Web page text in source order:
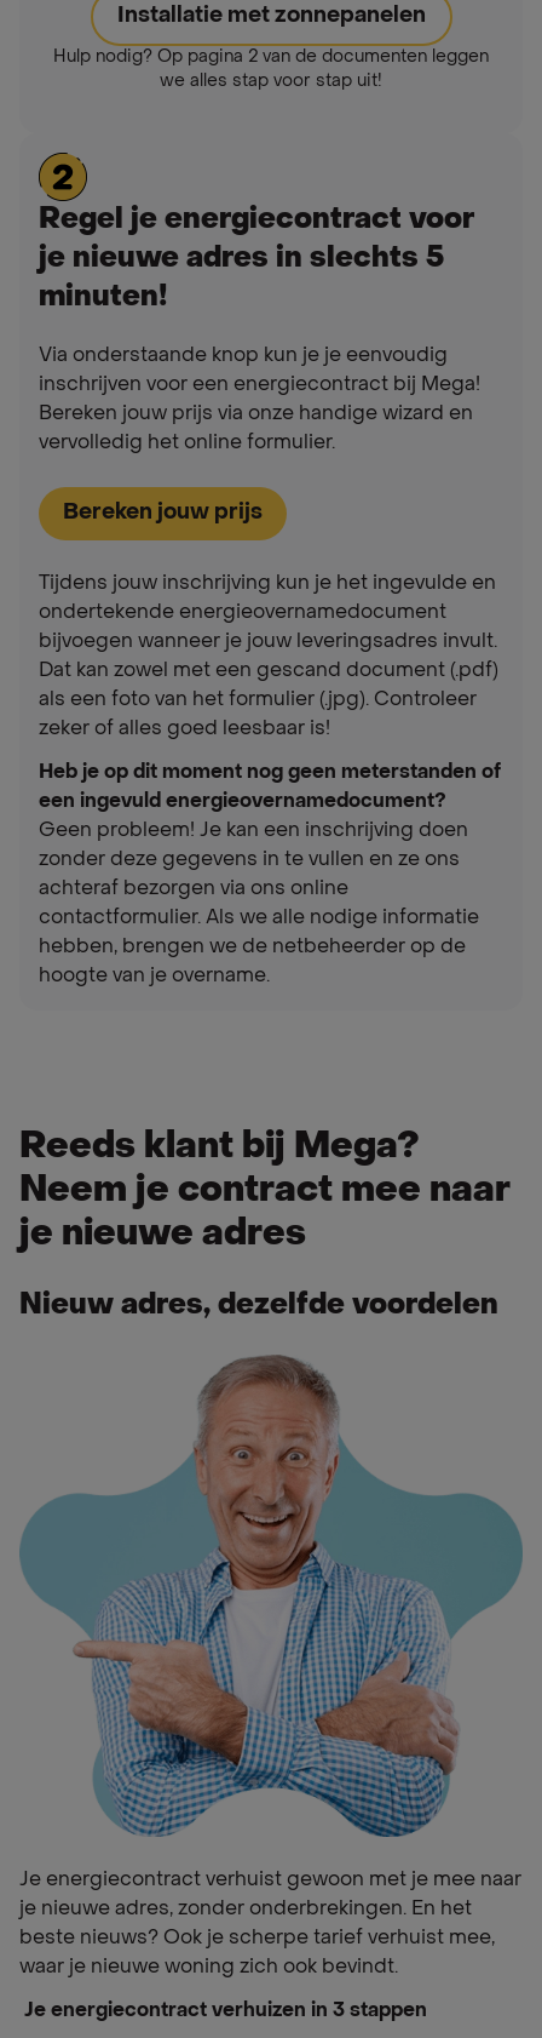
Installatie met zonnepanelen
Hulp nodig? Op pagina 2 van de documenten leggen
we alles stap voor stap uit!
Regel je energiecontract voor
je nieuwe adres in slechts 5
minuten!
Via onderstaande knop kun je je eenvoudig
inschrijven voor een energiecontract bij Mega!
Bereken jouw prijs via onze handige wizard en
vervolledig het online formulier.
Bereken jouw prijs
Tijdens jouw inschrijving kun je het ingevulde en
ondertekende energieovernamedocument
bijvoegen wanneer je jouw leveringsadres invult.
Dat kan zowel met een gescand document (.pdf)
als een foto van het formulier (.jpg). Controleer
zeker of alles goed leesbaar is!
Heb je op dit moment nog geen meterstanden of
een ingevuld energieovernamedocument?
Geen probleem! Je kan een inschrijving doen
zonder deze gegevens in te vullen en ze ons
achteraf bezorgen via ons online
contactformulier. Als we alle nodige informatie
hebben, brengen we de netbeheerder op de
hoogte van je overname.
Reeds klant bij Mega?
Neem je contract mee naar
je nieuwe adres
Nieuw adres, dezelfde voordelen
Je energiecontract verhuist gewoon met je mee naar
je nieuwe adres, zonder onderbrekingen. En het
beste nieuws? Ook je scherpe tarief verhuist mee,
waar je nieuwe woning zich ook bevindt.
⁣⁣ Je energiecontract verhuizen in 3 stappen